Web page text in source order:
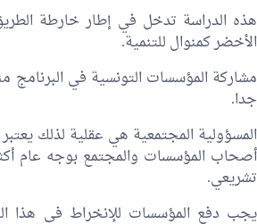
هذه الدراسة تدخل في إطار خارطة
الأخضر كمنوال للتنمية.
جدا.
المسؤولية المجتمعية هي عقلية لذلك
أصحاب المؤسسات والمجتمع بوجه عام
تشريعي.
يجب دفع المؤسسات للإنخراط في هذا